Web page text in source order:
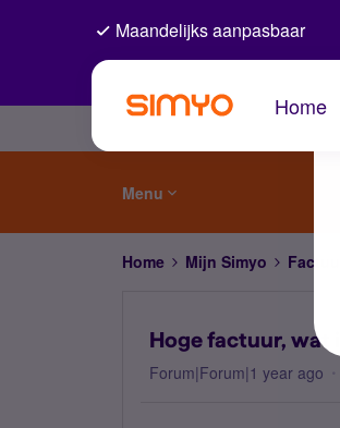
Maandelijks aanpasbaar
Home
Menu
Home Mijn Simyo
Hoge factuur, wat
Forum|Forum|1 year ago